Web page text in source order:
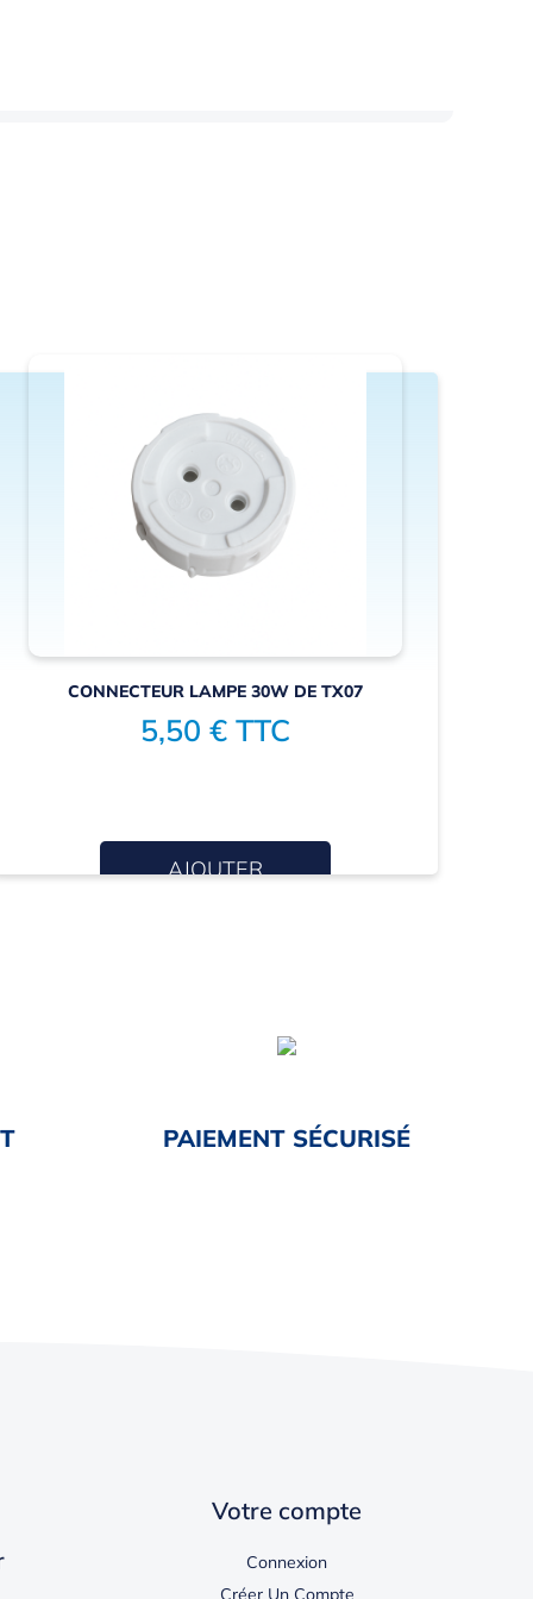
CONNECTEUR LAMPE 30W DE TX07
5,50 € TTC
AJOUTER
PAIEMENT SÉCURISÉ
Votre compte
Connexion
Créer Un Compte